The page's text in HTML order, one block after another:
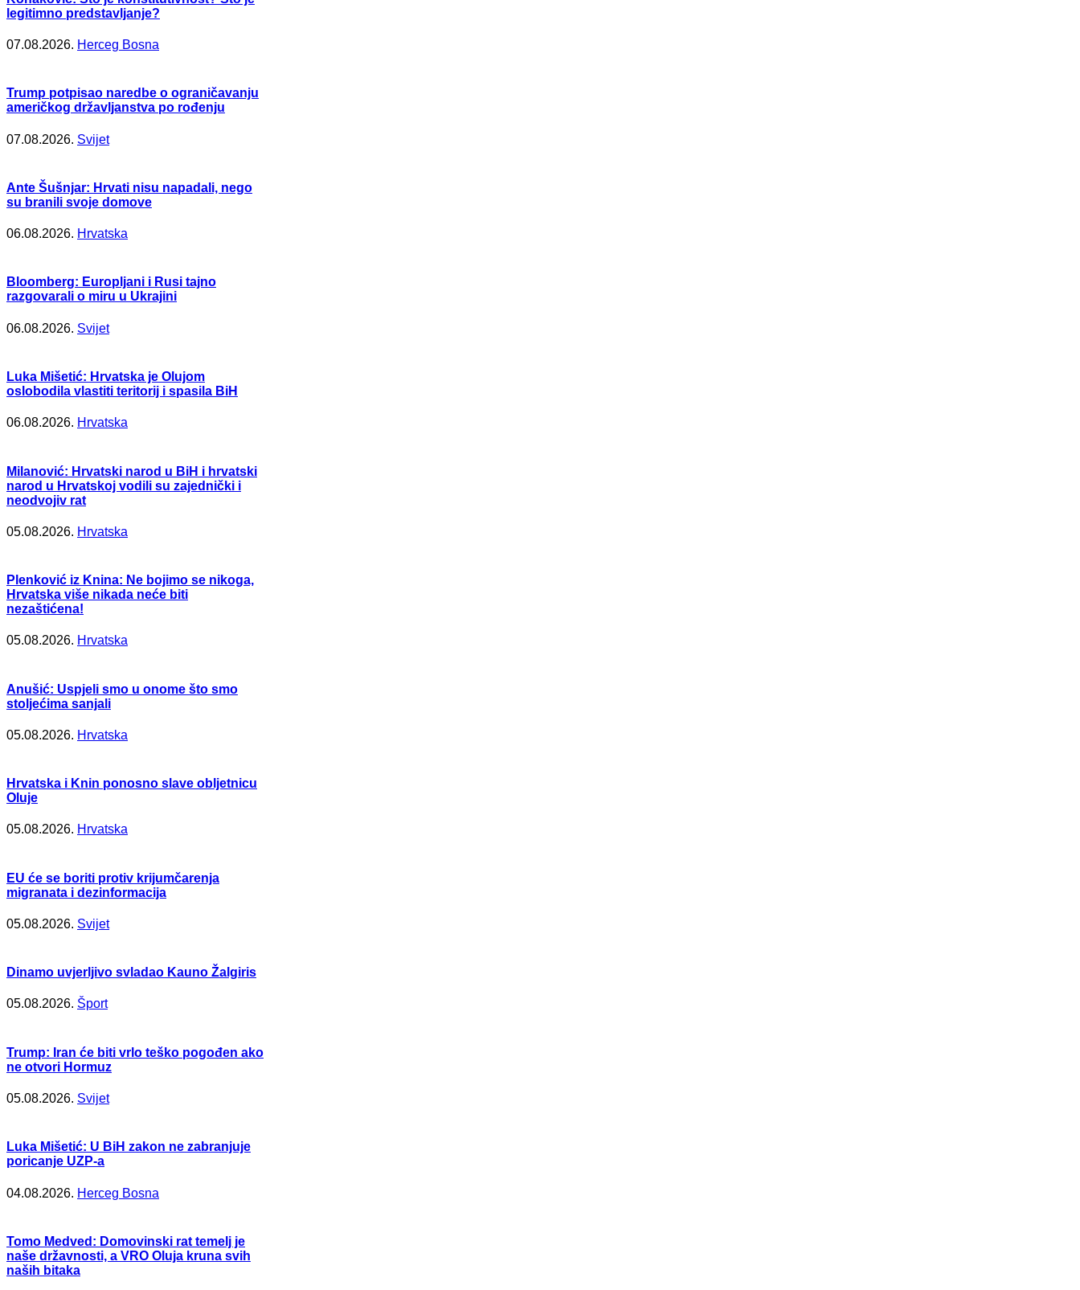
legitimno predstavljanje?
07.08.2026. Herceg Bosna
Trump potpisao naredbe o ograničavanju
američkog državljanstva po rođenju
07.08.2026. Svijet
Ante Šušnjar: Hrvati nisu napadali, nego
su branili svoje domove
06.08.2026. Hrvatska
Bloomberg: Europljani i Rusi tajno
razgovarali o miru u Ukrajini
06.08.2026. Svijet
Luka Mišetić: Hrvatska je Olujom
oslobodila vlastiti teritorij i spasila BiH
06.08.2026. Hrvatska
Milanović: Hrvatski narod u BiH i hrvatski
narod u Hrvatskoj vodili su zajednički i
neodvojiv rat
05.08.2026. Hrvatska
Plenković iz Knina: Ne bojimo se nikoga,
Hrvatska više nikada neće biti
nezaštićena!
05.08.2026. Hrvatska
Anušić: Uspjeli smo u onome što smo
stoljećima sanjali
05.08.2026. Hrvatska
Hrvatska i Knin ponosno slave obljetnicu
Oluje
05.08.2026. Hrvatska
EU će se boriti protiv krijumčarenja
migranata i dezinformacija
05.08.2026. Svijet
Dinamo uvjerljivo svladao Kauno Žalgiris
05.08.2026. Šport
Trump: Iran će biti vrlo teško pogođen ako
ne otvori Hormuz
05.08.2026. Svijet
Luka Mišetić: U BiH zakon ne zabranjuje
poricanje UZP-a
04.08.2026. Herceg Bosna
Tomo Medved: Domovinski rat temelj je
naše državnosti, a VRO Oluja kruna svih
naših bitaka